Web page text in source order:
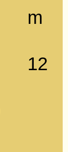
m
12